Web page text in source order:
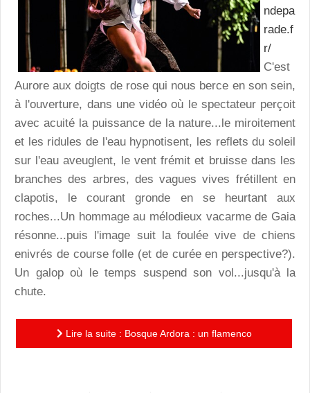
ndepa
rade.f
r/
C'est
Aurore aux doigts de rose qui nous berce en son sein,
à l'ouverture, dans une vidéo où le spectateur perçoit
avec acuité la puissance de la nature...le miroitement
et les ridules de l'eau hypnotisent, les reflets du soleil
sur l'eau aveuglent, le vent frémit et bruisse dans les
branches des arbres, des vagues vives frétillent en
clapotis, le courant gronde en se heurtant aux
roches...Un hommage au mélodieux vacarme de Gaia
résonne...puis l'image suit la foulée vive de chiens
enivrés de course folle (et de curée en perspective?).
Un galop où le temps suspend son vol...jusqu'à la
chute.
Lire la suite : Bosque Ardora : un flamenco